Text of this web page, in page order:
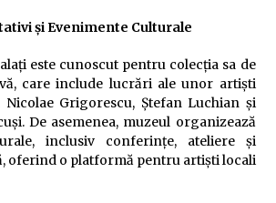
și Evenimente Culturale
este cunoscut pentru colecția sa de
care include lucrări ale unor artiști
Grigorescu, Ștefan Luchian și
De asemenea, muzeul organizează
inclusiv conferințe, ateliere și
oferind o platformă pentru artiști locali